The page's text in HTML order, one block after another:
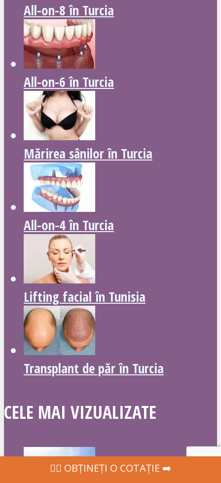
All-on-8 în Turcia
All-on-6 în Turcia
Mărirea sânilor în Turcia
All-on-4 în Turcia
Lifting facial în Tunisia
Transplant de păr în Turcia
CELE MAI VIZUALIZATE
‍👩‍⚕ OBȚINEȚI O COTAȚIE ➡️